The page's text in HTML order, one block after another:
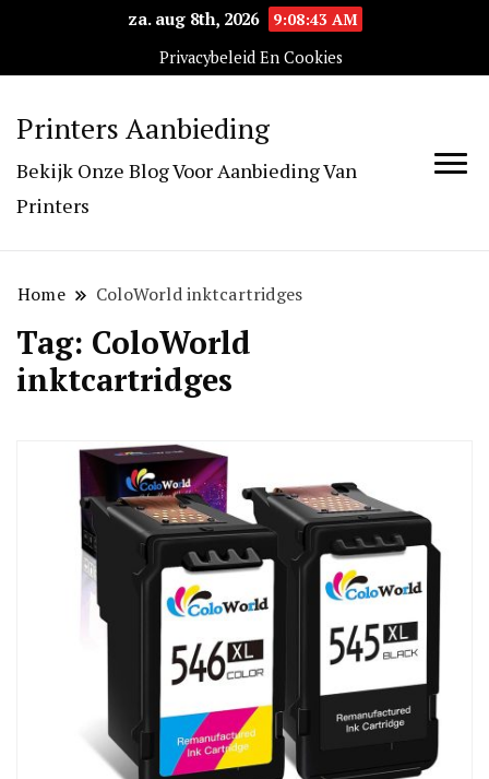
za. aug 8th, 2026
9:08:43 AM
Privacybeleid En Cookies
Printers Aanbieding
Bekijk Onze Blog Voor Aanbieding Van
Printers
Home ColoWorld inktcartridges
Tag: ColoWorld
inktcartridges